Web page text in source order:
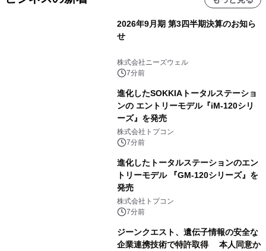
2026年9月期 第3四半期決算のお知ら
せ
株式会社ニーズウェル
7分前
進化したSOKKIAトータルステーショ
ンの エントリーモデル『iM-120シリ
ーズ』を発売
株式会社トプコン
7分前
進化したトータルステーションのエン
トリーモデル 『GM-120シリーズ』を
発売
株式会社トプコン
7分前
ジーンクエスト、遺伝子情報の安全な
企業連携技術で特許取得 本人同意か